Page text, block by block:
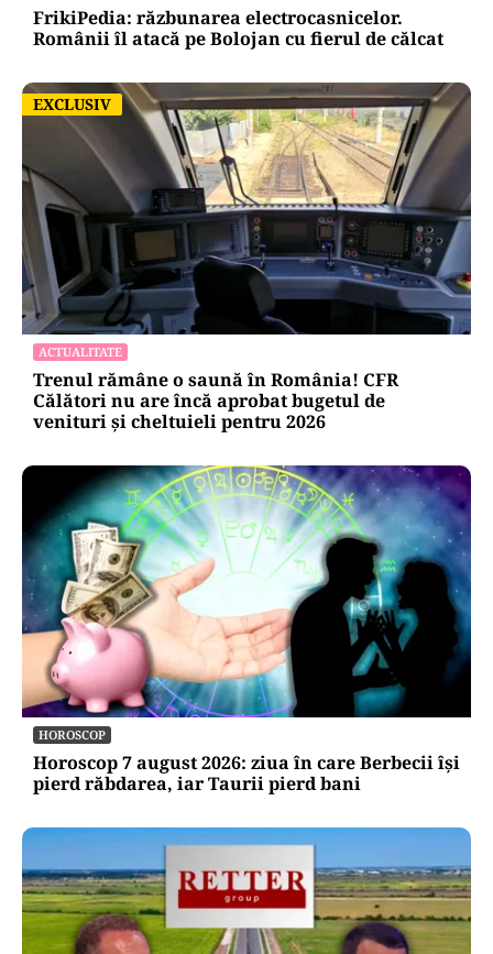
FrikiPedia: răzbunarea electrocasnicelor.
Românii îl atacă pe Bolojan cu fierul de călcat
EXCLUSIV
EXCLUSIV
ACTUALITATE
Trenul rămâne o saună în România! CFR
Călători nu are încă aprobat bugetul de
venituri și cheltuieli pentru 2026
HOROSCOP
Horoscop 7 august 2026: ziua în care Berbecii își
pierd răbdarea, iar Taurii pierd bani